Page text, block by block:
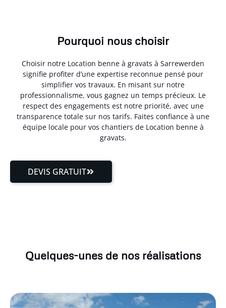
Pourquoi nous choisir
Choisir notre Location benne à gravats à Sarrewerden
signifie profiter d’une expertise reconnue pensé pour
simplifier vos travaux. En misant sur notre
professionnalisme, vous gagnez un temps précieux. Le
respect des engagements est notre priorité, avec une
transparence totale sur nos tarifs. Faites confiance à une
équipe locale pour vos chantiers de Location benne à
gravats.
DEVIS GRATUIT
Quelques-unes de nos réalisations